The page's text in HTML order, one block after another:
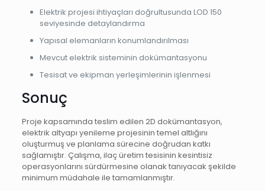
Elektrik projesi ihtiyaçları doğrultusunda LOD 150
seviyesinde detaylandırma
Yapısal elemanların konumlandırılması
Mevcut elektrik sisteminin dokümantasyonu
Tesisat ve ekipman yerleşimlerinin işlenmesi
Sonuç
Proje kapsamında teslim edilen 2D dokümantasyon,
elektrik altyapı yenileme projesinin temel altlığını
oluşturmuş ve planlama sürecine doğrudan katkı
sağlamıştır. Çalışma, ilaç üretim tesisinin kesintisiz
operasyonlarını sürdürmesine olanak tanıyacak şekilde
minimum müdahale ile tamamlanmıştır.